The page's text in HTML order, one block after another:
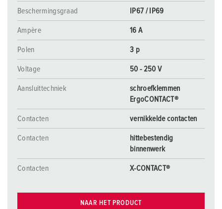
Beschermingsgraad
IP67 / IP69
Ampère 16 A
Polen 3 p
Voltage 50 - 250 V
Aansluittechniek
schroefklemmen
ErgoCONTACT®
Contacten vernikkelde contacten
Contacten
hittebestendig
binnenwerk
Contacten X-CONTACT®
NAAR HET PRODUCT